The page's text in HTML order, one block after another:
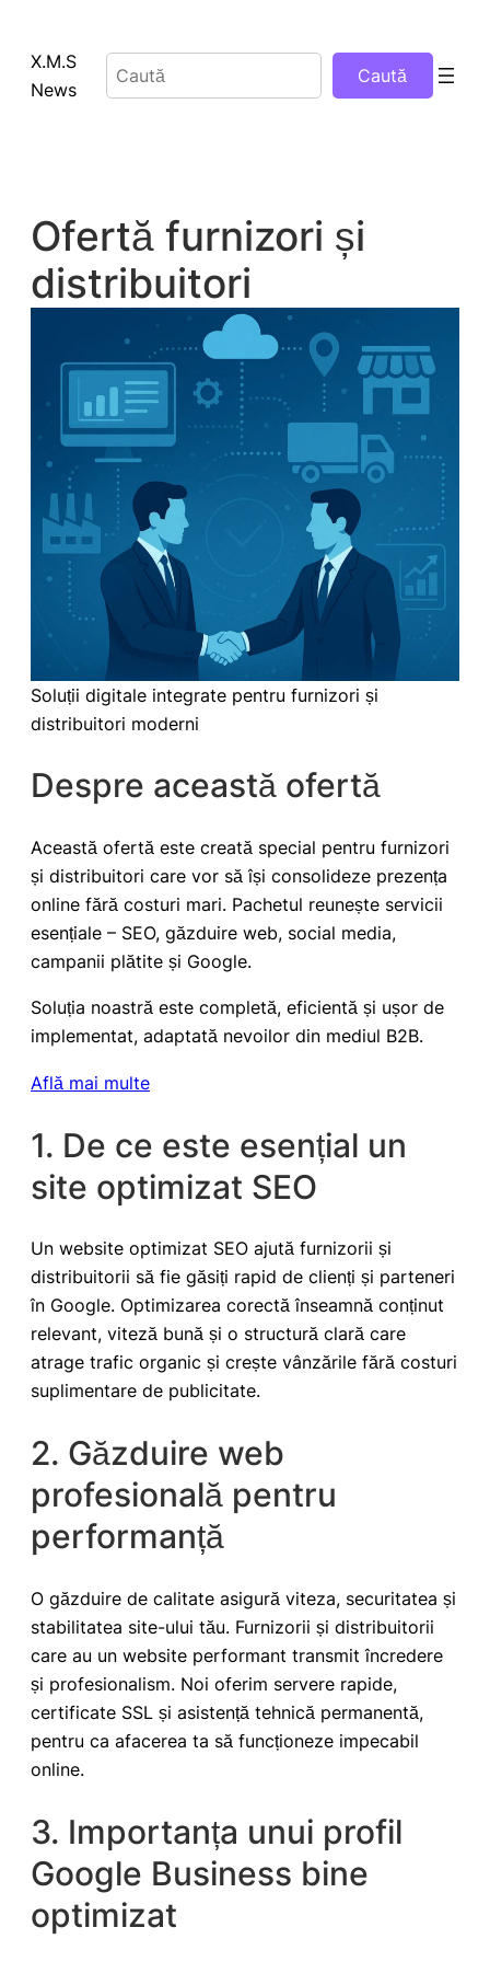
conținut
X.M.S
News
Caută Caută
Ofertă furnizori și
distribuitori
Soluții digitale integrate pentru furnizori și
distribuitori moderni
Despre această ofertă
Această ofertă este creată special pentru furnizori
și distribuitori care vor să își consolideze prezența
online fără costuri mari. Pachetul reunește servicii
esențiale – SEO, găzduire web, social media,
campanii plătite și Google.
Soluția noastră este completă, eficientă și ușor de
implementat, adaptată nevoilor din mediul B2B.
Află mai multe
1. De ce este esențial un
site optimizat SEO
Un website optimizat SEO ajută furnizorii și
distribuitorii să fie găsiți rapid de clienți și parteneri
în Google. Optimizarea corectă înseamnă conținut
relevant, viteză bună și o structură clară care
atrage trafic organic și crește vânzările fără costuri
suplimentare de publicitate.
2. Găzduire web
profesională pentru
performanță
O găzduire de calitate asigură viteza, securitatea și
stabilitatea site-ului tău. Furnizorii și distribuitorii
care au un website performant transmit încredere
și profesionalism. Noi oferim servere rapide,
certificate SSL și asistență tehnică permanentă,
pentru ca afacerea ta să funcționeze impecabil
online.
3. Importanța unui profil
Google Business bine
optimizat